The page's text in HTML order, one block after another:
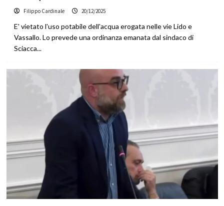
Filippo Cardinale 20/12/2025
E' vietato l'uso potabile dell'acqua erogata nelle vie Lido e
Vassallo. Lo prevede una ordinanza emanata dal sindaco di
Sciacca...